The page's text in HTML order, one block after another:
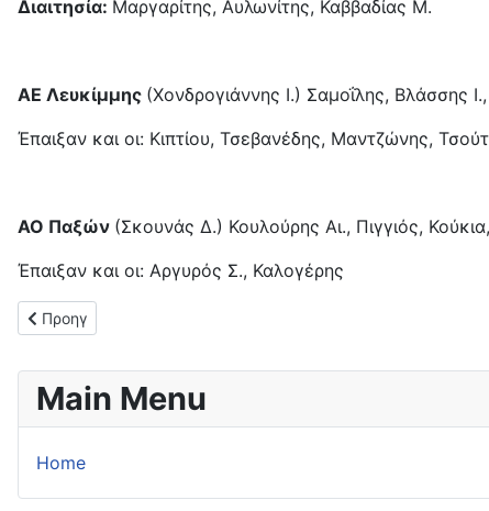
Διαιτησία: Μαργαρίτης, Αυλωνίτης, Καββαδίας Μ.
ΑΕ Λευκίμμης (Χονδρογιάννης Ι.) Σαμοΐλης, Βλάσσης
Έπαιξαν και οι: Κιπτίου, Τσεβανέδης, Μαντζώνης,
ΑΟ Παξών (Σκουνάς Δ.) Κουλούρης Αι., Πιγγιός,
Έπαιξαν και οι: Αργυρός Σ., Καλογέρης
Προηγούμενο άρθρο: Νέα νίκη για τον ΟΦΑΜ (1-3) επί του
Προηγ
Main Menu
Home